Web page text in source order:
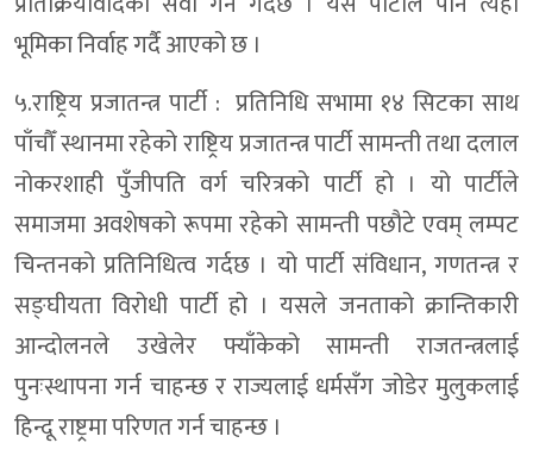
भूमिका निर्वाह गर्दै आएको छ ।
५.राष्ट्रिय प्रजातन्त्र पार्टी : प्रतिनिधि सभामा १४ सिटका साथ
पाँचौँ स्थानमा रहेको राष्ट्रिय प्रजातन्त्र पार्टी सामन्ती तथा दलाल
नोकरशाही पुँजीपति वर्ग चरित्रको पार्टी हो । यो पार्टीले
समाजमा अवशेषको रूपमा रहेको सामन्ती पछौटे एवम् लम्पट
चिन्तनको प्रतिनिधित्व गर्दछ । यो पार्टी संविधान, गणतन्त्र र
सङ्घीयता विरोधी पार्टी हो । यसले जनताको क्रान्तिकारी
आन्दोलनले उखेलेर फ्याँकेको सामन्ती राजतन्त्रलाई
पुनःस्थापना गर्न चाहन्छ र राज्यलाई धर्मसँग जोडेर मुलुकलाई
हिन्दू राष्ट्रमा परिणत गर्न चाहन्छ ।